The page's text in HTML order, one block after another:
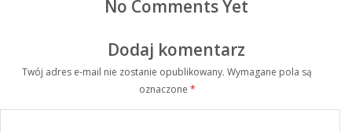
No Comments Yet
Dodaj komentarz
Twój adres e-mail nie zostanie opublikowany. Wymagane pola są
oznaczone *